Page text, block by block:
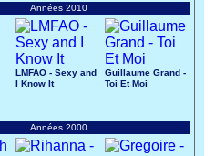
Années 2010
LMFAO - Sexy and
I Know It
Guillaume Grand -
Toi Et Moi
Années 2000